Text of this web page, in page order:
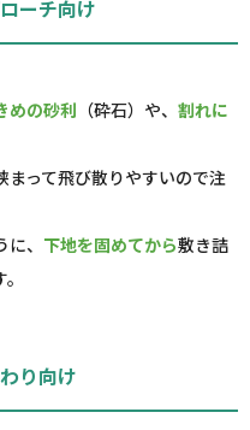
ーチ向け
めの砂利 （砕石）や、 割れに
まって飛び散りやすいので注
、 下地を固めてから敷き詰
り向け